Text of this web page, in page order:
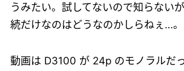
うみたい。試してないので知らない
続だけなのはどうなのかしらねぇ…。
動画は D3100 が 24p のモノラルだ